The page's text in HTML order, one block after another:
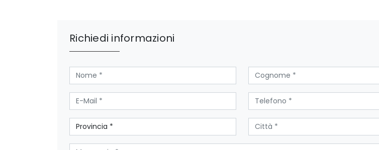
Richiedi informazioni